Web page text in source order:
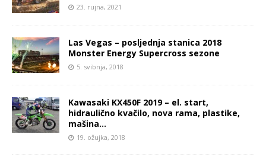
23. rujna, 2021
Las Vegas – posljednja stanica 2018
Monster Energy Supercross sezone
5. svibnja, 2018
Kawasaki KX450F 2019 – el. start,
hidraulično kvačilo, nova rama, plastike,
mašina…
19. ožujka, 2018